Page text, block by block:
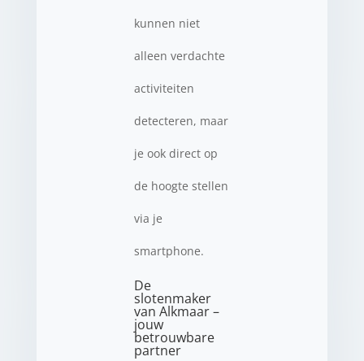
kunnen niet
alleen verdachte
activiteiten
detecteren, maar
je ook direct op
de hoogte stellen
via je
smartphone.
De
slotenmaker
van Alkmaar –
jouw
betrouwbare
partner